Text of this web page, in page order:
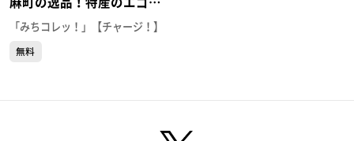
麻町の逸品！特産のエゴマ
１００％“麻法の油” 【平
色麻町）
「みちコレッ！」【チャージ！】
無料